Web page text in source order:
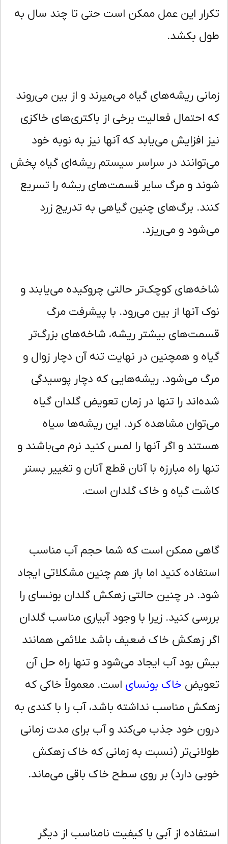
این عمل ممکن است حتی تا چند سال به
بکشد.
ریشه‌های گیاه می‌میرند و از بین می‌روند
احتمال فعالیت برخی از باکتری‌های خاکزی
افزایش می‌یابد که آنها نیز به نوبه خود
در سراسر سیستم ریشه‌ای گیاه پخش
و مرگ سایر قسمت‌های ریشه را تسریع
برگ‌های چنین گیاهی به تدریج زرد
و می‌ریزد.
کوچک‌تر حالتی چروکیده می‌یابند و
آنها از بین می‌رود. با پیشرفت مرگ
بیشتر ریشه، شاخه‌های بزرگ‌تر
و همچنین در نهایت تنه آن دچار زوال و
می‌شود. ریشه‌هایی که دچار پوسیدگی
را تنها در زمان تعویض گلدان گیاه
مشاهده کرد. این ریشه‌ها سیاه
و اگر آنها را لمس کنید نرم می‌باشند و
راه مبارزه با آنان قطع آنان و تغییر بستر
گیاه و خاک گلدان است.
ممکن است که شما حجم آب مناسب
کنید اما باز هم چنین مشکلاتی ایجاد
در چنین حالتی زهکش گلدان بونسای را
کنید. زیرا با وجود آبیاری مناسب گلدان
زهکش خاک ضعیف باشد علائمی همانند
بود آب ایجاد می‌شود و تنها راه حل آن
خاک بونسایاست. معمولاً خاکی که
مناسب نداشته باشد، آب را با کندی به
خود جذب می‌کند و آب برای مدت زمانی
(نسبت به زمانی که خاک زهکش
دارد) بر روی سطح خاک باقی می‌ماند.
از آبی با کیفیت نامناسب از دیگر